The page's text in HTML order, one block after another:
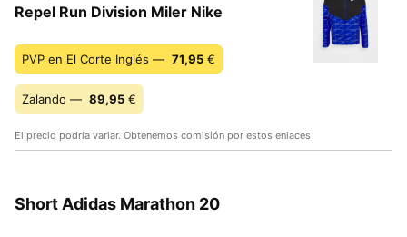
Repel Run Division Miler Nike
PVP en El Corte Inglés — 71,95 €
Zalando — 89,95 €
El precio podría variar. Obtenemos comisión por estos enlaces
Short Adidas Marathon 20